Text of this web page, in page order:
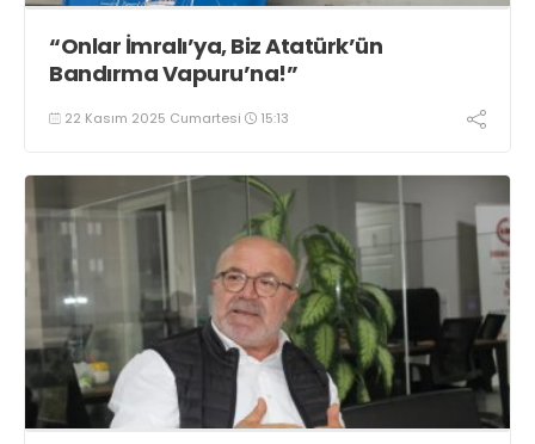
“Onlar İmralı’ya, Biz Atatürk’ün
Bandırma Vapuru’na!”
22 Kasım 2025 Cumartesi 15:13